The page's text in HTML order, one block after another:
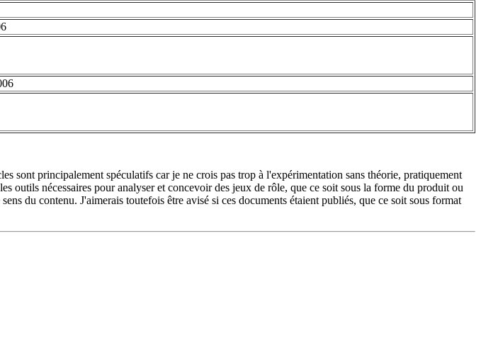
sont principalement spéculatifs car je ne crois pas trop à l'expérimentation sans théorie, pratiquement
outils nécessaires pour analyser et concevoir des jeux de rôle, que ce soit sous la forme du produit ou
du contenu. J'aimerais toutefois être avisé si ces documents étaient publiés, que ce soit sous format